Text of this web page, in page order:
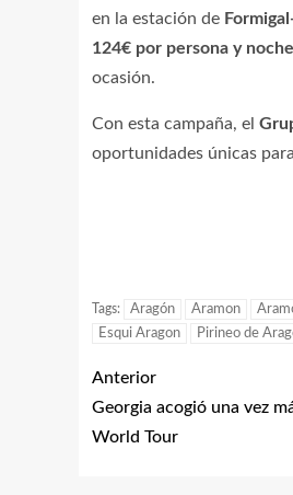
en la estación de
124€ por persona y
ocasión.
Con esta campaña, el
oportunidades únicas
Tags: Aragón Aramon
Esqui Aragon
Pirineo de
Anterior
Georgia acogió una vez
World Tour